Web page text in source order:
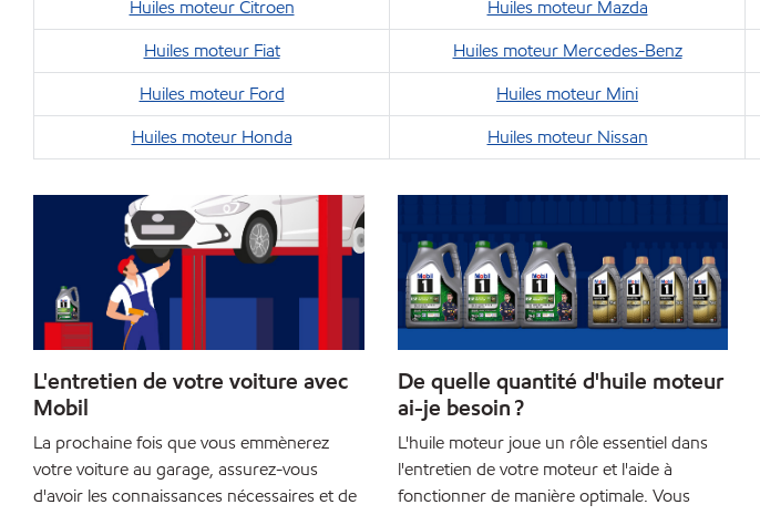
Huiles moteur Citroen
Huiles moteur Mazda
Huiles moteur Fiat
Huiles moteur Mercedes-Benz
Huiles moteur Ford
Huiles moteur Mini
Huiles moteur Honda
Huiles moteur Nissan
L'entretien de votre voiture avec
Mobil
La prochaine fois que vous emmènerez
votre voiture au garage, assurez-vous
d'avoir les connaissances nécessaires et de
De quelle quantité d'huile moteur
ai-je besoin ?
L'huile moteur joue un rôle essentiel dans
l'entretien de votre moteur et l'aide à
fonctionner de manière optimale. Vous